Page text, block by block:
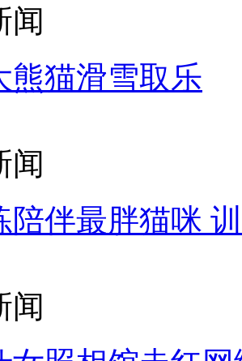
闻
熊猫滑雪取乐
闻
陪伴最胖猫咪
闻